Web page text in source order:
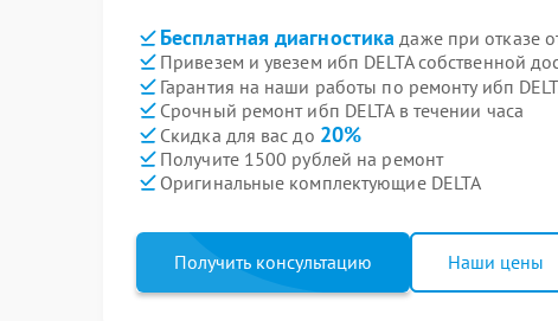
Бесплатная диагностика даже при отказе
Привезем и увезем ибп DELTA собственной
Гарантия на наши работы по ремонту ибп
Срочный ремонт ибп DELTA в течении часа
Скидка для вас до 20%
Получите 1500 рублей на ремонт
Оригинальные комплектующие DELTA
Получить консультацию Наши цены